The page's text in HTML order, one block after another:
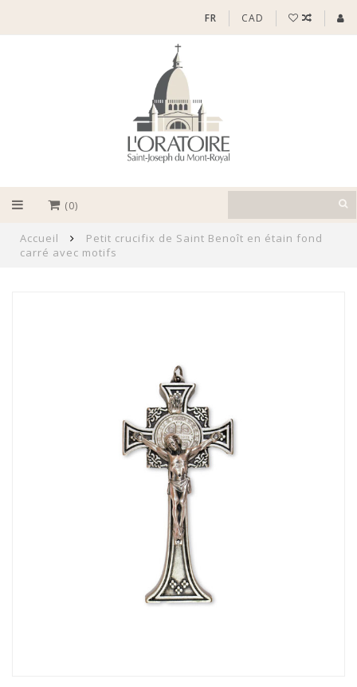
FR CAD
(0)
Accueil
Petit crucifix de Saint Benoît en étain fond
carré avec motifs